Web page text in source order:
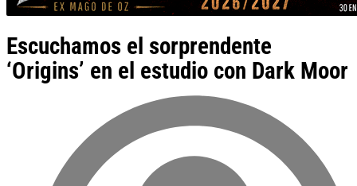
Escuchamos el sorprendente
‘Origins’ en el estudio con Dark Moor